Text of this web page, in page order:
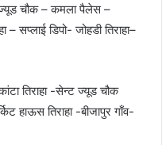
चौक – कमला पैलेस –
सप्लाई डिपो- जोहडी तिराहा–
तिराहा -सेन्ट ज्यूड चौक
तिराहा -बीजापुर गाँव-